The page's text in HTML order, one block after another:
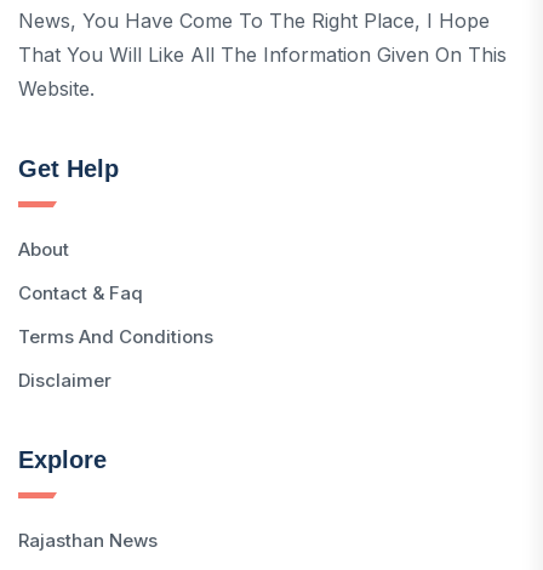
News, You Have Come To The Right Place, I Hope
That You Will Like All The Information Given On This
Website.
Get Help
About
Contact & Faq
Terms And Conditions
Disclaimer
Explore
Rajasthan News